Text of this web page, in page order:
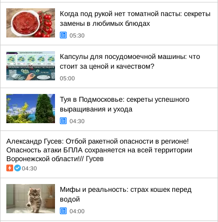
Когда под рукой нет томатной пасты: секреты
замены в любимых блюдах
05:30
Капсулы для посудомоечной машины: что
стоит за ценой и качеством?
05:00
Туя в Подмосковье: секреты успешного
выращивания и ухода
04:30
Александр Гусев: Отбой ракетной опасности в регионе!
Опасность атаки БПЛА сохраняется на всей территории
Воронежской области!// Гусев
04:30
Мифы и реальность: страх кошек перед
водой
04:00